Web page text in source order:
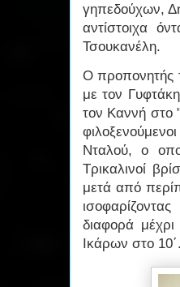
γηπεδούχων,
αντίστοιχα
Τσουκανέλη.
Ο προπονητής
με τον
τον Καννή στο
Νταλού, ο
Τρικαλινοί
μετά από
διαφορά
Ικάρων στο 10΄.